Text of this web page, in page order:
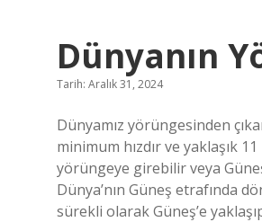
Dünyanın
Tarih: Aralık 31, 2024
Dünyamız yörüngesinden
minimum hızdır ve yaklaşık
yörüngeye girebilir veya
Dünya’nın Güneş etrafında
sürekli olarak Güneş’e